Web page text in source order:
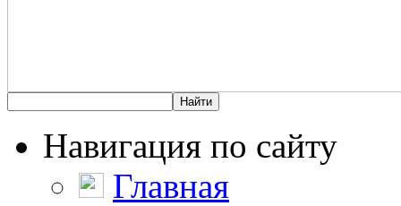
Навигация по сайту
Главная